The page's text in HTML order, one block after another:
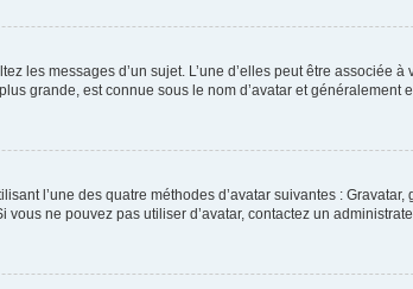
les messages d’un sujet. L’une d’elles peut être associée
grande, est connue sous le nom d’avatar et généralement
l’une des quatre méthodes d’avatar suivantes :
ne pouvez pas utiliser d’avatar, contactez un